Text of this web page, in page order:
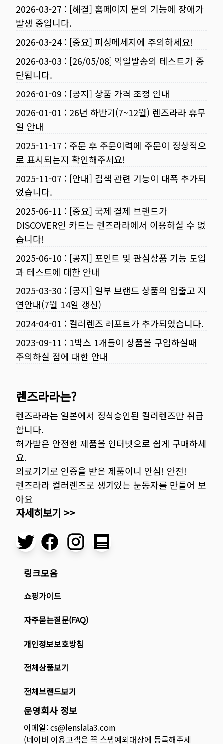
2026-03-27 : [해결] 홈페이지 문의 기능에 장애가
발생 중입니다.
2026-03-24: [중요] 피싱메세지에 주의하세요!
2026-03-03 : [26/05/08] 익일발송의 테스트가 중
단됩니다.
2026-01-09 : [공지] 상품 가격 조정 안내
2026-01-01 : 26년 하반기(7~12월) 렌즈라라 휴무
일 안내
2025-11-17 : 주문 후 주문이력에 주문이 정상적으
로 표시되는지 확인해주세요!
2025-11-07 : [안내] 검색 관련 기능이 대폭 추가되
었습니다.
2025-06-11 : [중요] 국제 결제 브랜드가
DISCOVER인 카드는 렌즈라라에서 이용하실 수 없
습니다!
2025-06-10 : [공지] 포인트 및 관심상품 기능 도입
과 테스트에 대한 안내
2025-03-30 : [공지] 일부 브랜드 상품의 입출고 지
연안내(7월 14일 갱신)
2024-04-01 : 컬러렌즈 레포트가 추가되었습니다.
2023-09-11 : 1박스 1개들이 상품을 구입하실때
주의하실 점에 대한 안내
렌즈라라는?
렌즈라라는 일본에서 정식승인된 컬러렌즈만 취급
합니다.
허가받은 안전한 제품을 인터넷으로 쉽게 구매하세
요.
의료기기로 인증을 받은 제품이니 안심! 안전!
렌즈라라 컬러렌즈로 생기있는 눈동자를 만들어 보
아요
자세히보기 >>
링크모음
쇼핑가이드
자주묻는질문(FAQ)
개인정보보호방침
전체상품보기
전체브랜드보기
운영회사 정보
이메일: cs@lenslala3.com
(네이버 이용고객은 꼭 스팸예외대상에 등록해주세